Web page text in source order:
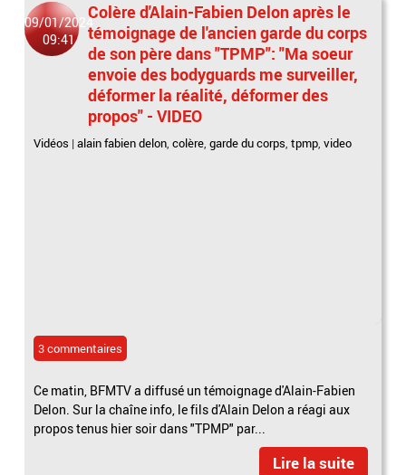
09/01/2024
09:41
Colère d'Alain-Fabien Delon après le
témoignage de l'ancien garde du corps
de son père dans "TPMP": "Ma soeur
envoie des bodyguards me surveiller,
déformer la réalité, déformer des
propos" - VIDEO
Vidéos |alain fabien delon,colère,garde du corps,tpmp,video
3 commentaires
Ce matin, BFMTV a diffusé un témoignage d'Alain-Fabien
Delon. Sur la chaîne info, le fils d'Alain Delon a réagi aux
propos tenus hier soir dans "TPMP" par...
Lire la suite